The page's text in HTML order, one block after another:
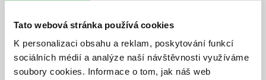
Tato webová stránka používá cookies
K personalizaci obsahu a reklam, poskytování funkcí
sociálních médií a analýze naší návštěvnosti využíváme
soubory cookies. Informace o tom, jak náš web